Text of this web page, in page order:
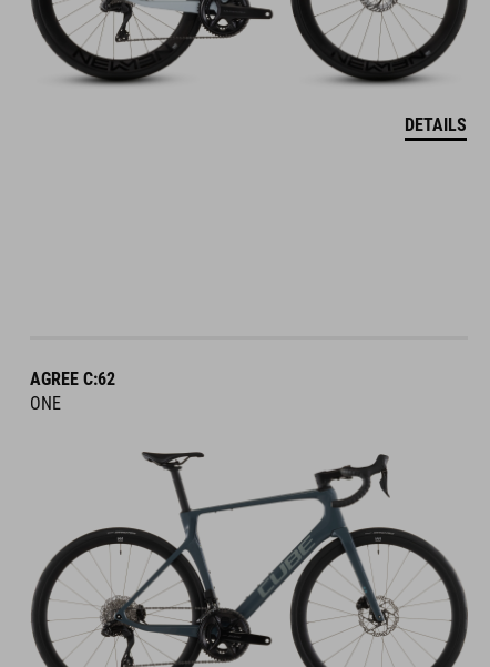
DETAILS
AGREE C:62
ONE